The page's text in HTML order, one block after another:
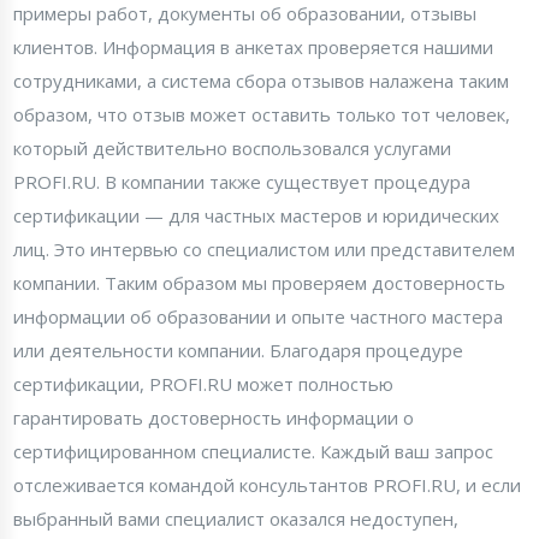
примеры работ, документы об образовании, отзывы
клиентов. Информация в анкетах проверяется нашими
сотрудниками, а система сбора отзывов налажена таким
образом, что отзыв может оставить только тот человек,
который действительно воспользовался услугами
PROFI.RU. В компании также существует процедура
сертификации — для частных мастеров и юридических
лиц. Это интервью со специалистом или представителем
компании. Таким образом мы проверяем достоверность
информации об образовании и опыте частного мастера
или деятельности компании. Благодаря процедуре
сертификации, PROFI.RU может полностью
гарантировать достоверность информации о
сертифицированном специалисте. Каждый ваш запрос
отслеживается командой консультантов PROFI.RU, и если
выбранный вами специалист оказался недоступен,